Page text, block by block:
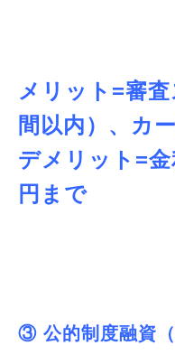
メリット=審
間以内）、カ
デメリット=
円まで
③ 公的制度融資（